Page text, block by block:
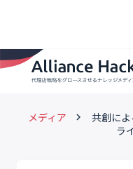
メディア keyboard_arrow_right
共創に
ラ